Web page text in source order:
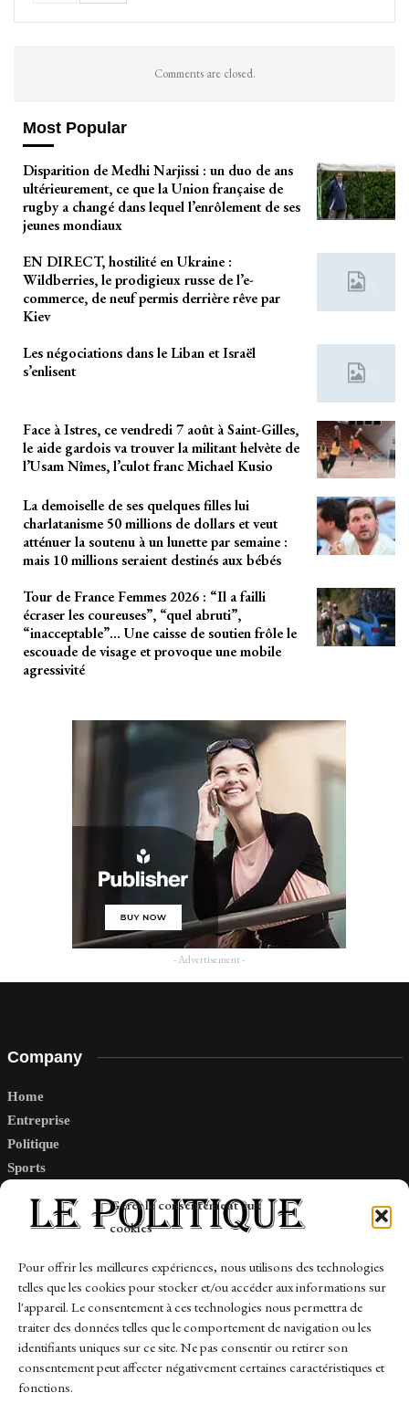
Gérer le consentement aux
cookies
Pour offrir les meilleures expériences, nous utilisons des technologies
telles que les cookies pour stocker et/ou accéder aux informations sur
l'appareil. Le consentement à ces technologies nous permettra de
traiter des données telles que le comportement de navigation ou les
identifiants uniques sur ce site. Ne pas consentir ou retirer son
consentement peut affecter négativement certaines caractéristiques et
fonctions.
Comments are closed.
Most Popular
Disparition de Medhi Narjissi : un duo de ans
ultérieurement, ce que la Union française de
rugby a changé dans lequel l’enrôlement de ses
jeunes mondiaux
EN DIRECT, hostilité en Ukraine :
Wildberries, le prodigieux russe de l’e-
commerce, de neuf permis derrière rêve par
Kiev
Les négociations dans le Liban et Israël
s’enlisent
Face à Istres, ce vendredi 7 août à Saint-Gilles,
le aide gardois va trouver la militant helvète de
l’Usam Nîmes, l’culot franc Michael Kusio
La demoiselle de ses quelques filles lui
charlatanisme 50 millions de dollars et veut
atténuer la soutenu à un lunette par semaine :
mais 10 millions seraient destinés aux bébés
Tour de France Femmes 2026 : “Il a failli
écraser les coureuses”, “quel abruti”,
“inacceptable”… Une caisse de soutien frôle le
escouade de visage et provoque une mobile
agressivité
- Advertisement -
Company
Home
Entreprise
Politique
Sports
Links
Contact
Sitemap